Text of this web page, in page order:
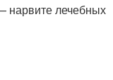
нарвите лечебных